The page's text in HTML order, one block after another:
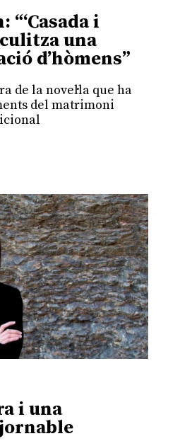
“‘Casada i
una
d’hòmens”
de la novel·la que ha
del matrimoni
i una